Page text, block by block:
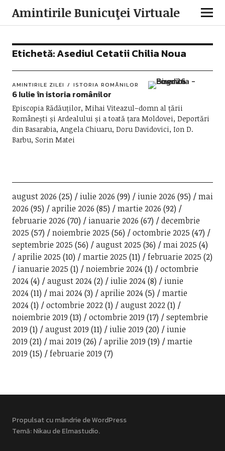
Amintirile Bunicuţei Virtuale
Etichetă:Asediul Cetatii Chilia Noua
AMINTIRILE ZILEI ISTORIA ROMÂNILOR
6 Iulie în istoria românilor
Episcopia Rădăuților, Mihai Viteazul–domn al țării
Românești și Ardealului și a toată țara Moldovei, Deportări
din Basarabia, Angela Chiuaru, Doru Davidovici, Ion D.
Barbu, Sorin Matei
august 2026 (25) iulie 2026 (99) iunie 2026 (95)
mai
2026 (95) aprilie 2026 (85) martie 2026 (92)
februarie 2026 (70) ianuarie 2026 (67)
decembrie
2025 (57) noiembrie 2025 (56) octombrie 2025 (47)
septembrie 2025 (56) august 2025 (36) mai 2025 (4)
aprilie 2025 (10) martie 2025 (11) februarie 2025 (2)
ianuarie 2025 (1) noiembrie 2024(1)
octombrie
2024(4) august 2024(2) iulie 2024(8)
iunie
2024(11) mai 2024(3) aprilie 2024(5)
martie
2024(1) octombrie 2022(1) august 2022(1)
noiembrie 2019 (13) octombrie 2019 (17)
septembrie
2019 (1) august 2019 (11) iulie 2019 (20)
iunie
2019 (21) mai 2019 (26) aprilie 2019 (19)
martie
2019 (15) februarie 2019 (7)
Propulsat cu mândrie de WordPress
Temă: Nikau deElmastudio.